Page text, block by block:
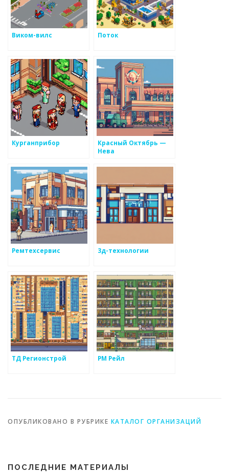
Виком-вилс Поток
Курганприбор
Красный Октябрь —
Нева
Ремтехсервис 3д-технологии
ТД Регионстрой РМ Рейл
ОПУБЛИКОВАНО В РУБРИКЕ КАТАЛОГ ОРГАНИЗАЦИЙ
ПОСЛЕДНИЕ МАТЕРИАЛЫ